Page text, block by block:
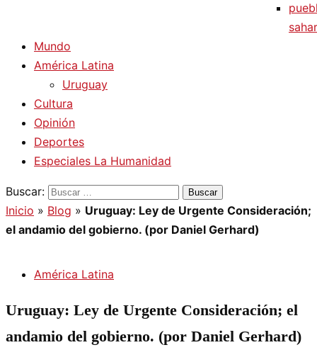
Mundo
América Latina
Uruguay
Cultura
Opinión
Deportes
Especiales La Humanidad
Buscar:
Inicio » Blog » Uruguay: Ley de Urgente Consideración;
el andamio del gobierno. (por Daniel Gerhard)
América Latina
Uruguay: Ley de Urgente Consideración; el
andamio del gobierno. (por Daniel Gerhard)